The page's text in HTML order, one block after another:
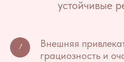
устойчивые
Внешняя
грациозность и